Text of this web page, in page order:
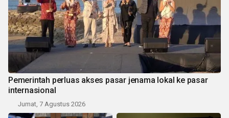
Pemerintah perluas akses pasar jenama lokal ke pasar
internasional
Jumat, 7 Agustus 2026